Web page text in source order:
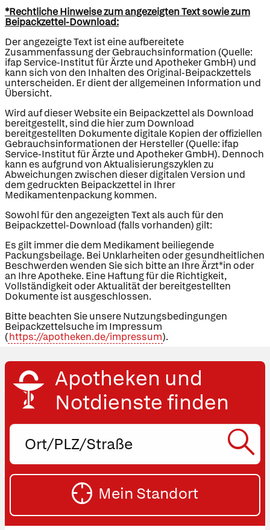
*Rechtliche Hinweise zum angezeigten Text sowie zum
Beipackzettel-Download:
Der angezeigte Text ist eine aufbereitete
Zusammenfassung der Gebrauchsinformation (Quelle:
ifap Service-Institut für Ärzte und Apotheker GmbH) und
kann sich von den Inhalten des Original-Beipackzettels
unterscheiden. Er dient der allgemeinen Information und
Übersicht.
Wird auf dieser Website ein Beipackzettel als Download
bereitgestellt, sind die hier zum Download
bereitgestellten Dokumente digitale Kopien der offiziellen
Gebrauchsinformationen der Hersteller (Quelle: ifap
Service-Institut für Ärzte und Apotheker GmbH). Dennoch
kann es aufgrund von Aktualisierungszyklen zu
Abweichungen zwischen dieser digitalen Version und
dem gedruckten Beipackzettel in Ihrer
Medikamentenpackung kommen.
Sowohl für den angezeigten Text als auch für den
Beipackzettel-Download (falls vorhanden) gilt:
Es gilt immer die dem Medikament beiliegende
Packungsbeilage. Bei Unklarheiten oder gesundheitlichen
Beschwerden wenden Sie sich bitte an Ihre Ärzt*in oder
an Ihre Apotheke. Eine Haftung für die Richtigkeit,
Vollständigkeit oder Aktualität der bereitgestellten
Dokumente ist ausgeschlossen.
Bitte beachten Sie unsere Nutzungsbedingungen
Beipackzettelsuche im Impressum
(https://apotheken.de/impressum).
Apotheken und
Notdienste finden
Ort,
oder
Straße
Mein Standort